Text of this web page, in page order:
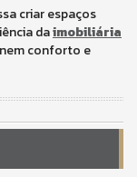
criar espaços
daimobiliária
conforto e